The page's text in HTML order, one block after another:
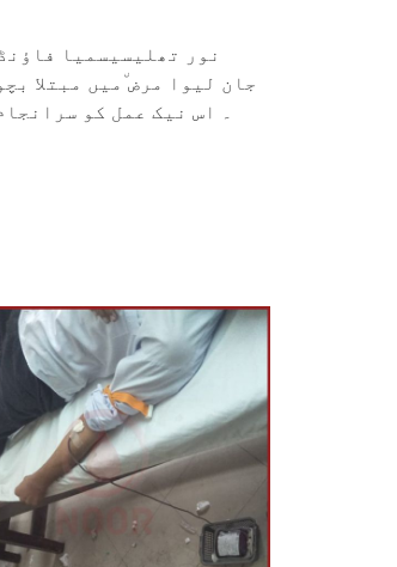
نور تھلیسیسمیا
جان لیوا مرض ٘میں مبتلا
۔ اس نیک عمل کو